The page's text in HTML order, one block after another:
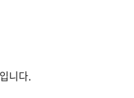
입니다.